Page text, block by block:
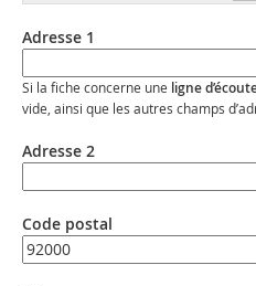
Adresse 1
Si la fiche concerne une ligne
vide, ainsi que les autres champs
Adresse 2
Code postal